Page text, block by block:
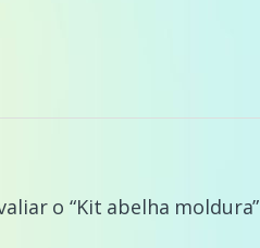
o “Kit abelha moldura”